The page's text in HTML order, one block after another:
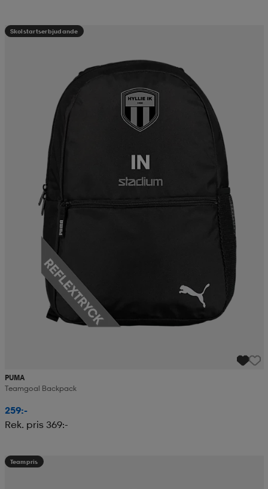
Skolstartserbjudande
PUMA
Teamgoal Backpack
259:-
Rek. pris 369:-
Teampris